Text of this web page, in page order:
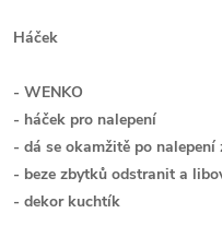
Háček
- WENKO
- háček pro nalepení
- dá se okamžitě po
- beze zbytků odstranit a
- dekor kuchtík